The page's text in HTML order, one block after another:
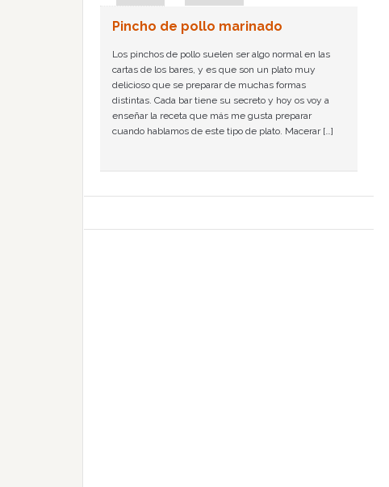
Pincho de pollo marinado
Los pinchos de pollo suelen ser algo normal en las
cartas de los bares, y es que son un plato muy
delicioso que se preparar de muchas formas
distintas. Cada bar tiene su secreto y hoy os voy a
enseñar la receta que más me gusta preparar
cuando hablamos de este tipo de plato. Macerar […]